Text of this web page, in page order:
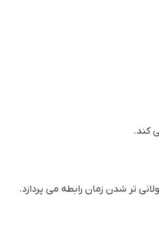
کند.
تر شدن زمان رابطه می پردازد.